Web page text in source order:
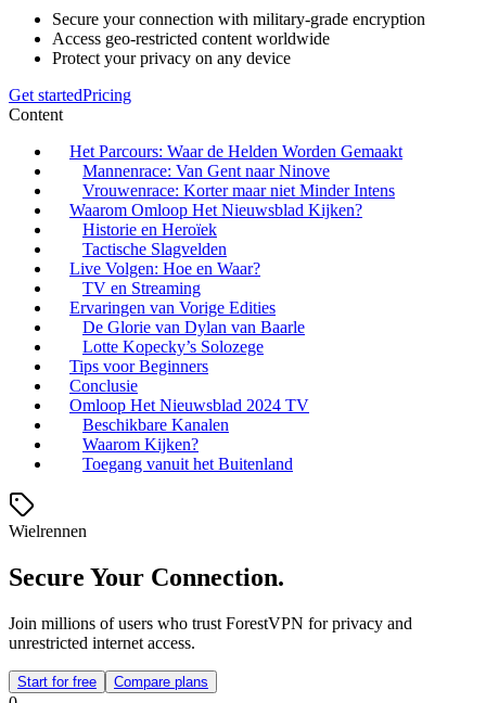
Secure your connection with military-grade encryption
Access geo-restricted content worldwide
Protect your privacy on any device
Get startedPricing
Content
Het Parcours: Waar de Helden Worden Gemaakt
Mannenrace: Van Gent naar Ninove
Vrouwenrace: Korter maar niet Minder Intens
Waarom Omloop Het Nieuwsblad Kijken?
Historie en Heroïek
Tactische Slagvelden
Live Volgen: Hoe en Waar?
TV en Streaming
Ervaringen van Vorige Edities
De Glorie van Dylan van Baarle
Lotte Kopecky’s Solozege
Tips voor Beginners
Conclusie
Omloop Het Nieuwsblad 2024 TV
Beschikbare Kanalen
Waarom Kijken?
Toegang vanuit het Buitenland
Wielrennen
Secure Your Connection.
Join millions of users who trust ForestVPN for privacy and
unrestricted internet access.
Start for free Compare plans